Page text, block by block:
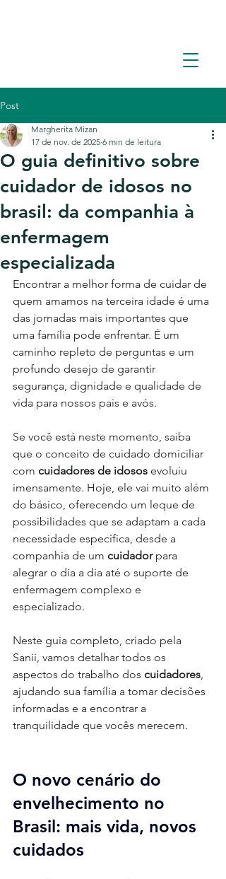
Post
O guia definitivo sobre
cuidador de idosos no
brasil: da companhia à
enfermagem
especializada
Margherita Mizan
17 de nov. de 2025 6 min de leitura
Encontrar a melhor forma de cuidar de
quem amamos na terceira idade é uma
das jornadas mais importantes que
uma família pode enfrentar. É um
caminho repleto de perguntas e um
profundo desejo de garantir
segurança, dignidade e qualidade de
vida para nossos pais e avós.
Se você está neste momento, saiba
que o conceito de cuidado domiciliar
com cuidadores de idosos evoluiu
imensamente. Hoje, ele vai muito além
do básico, oferecendo um leque de
possibilidades que se adaptam a cada
necessidade específica, desde a
companhia de um cuidador para
alegrar o dia a dia até o suporte de
enfermagem complexo e
especializado.
Neste guia completo, criado pela
Sanii, vamos detalhar todos os
aspectos do trabalho dos cuidadores,
ajudando sua família a tomar decisões
informadas e a encontrar a
tranquilidade que vocês merecem.
O novo cenário do
envelhecimento no
Brasil: mais vida, novos
cuidados